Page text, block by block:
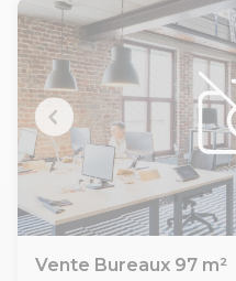
Vente Bureaux 97 m²